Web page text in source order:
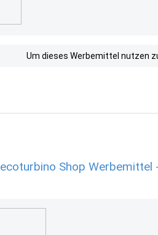
Um dieses Werbemittel nutzen
ecoturbino Shop Werbemittel